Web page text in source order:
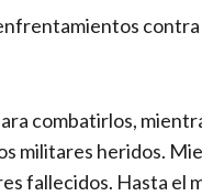
combatirlos,
militares heridos.
fallecidos. Hasta el